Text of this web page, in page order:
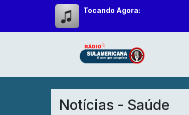
Tocando Agora:
Notícias - Saúde